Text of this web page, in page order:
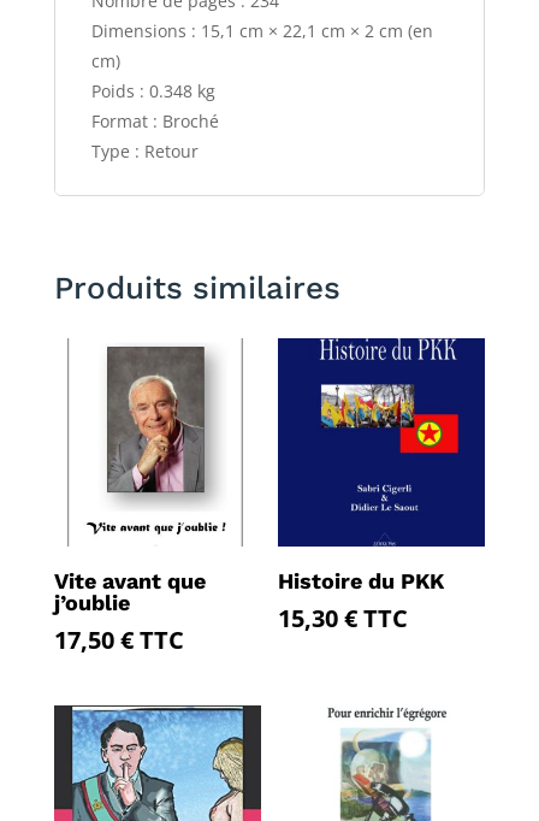
Dimensions : 15,1 cm × 22,1 cm × 2 cm (en
cm)
Poids : 0.348 kg
Format : Broché
Type : Retour
Produits similaires
Vite avant que
j’oublie
17,50€TTC
Histoire du PKK
15,30€TTC